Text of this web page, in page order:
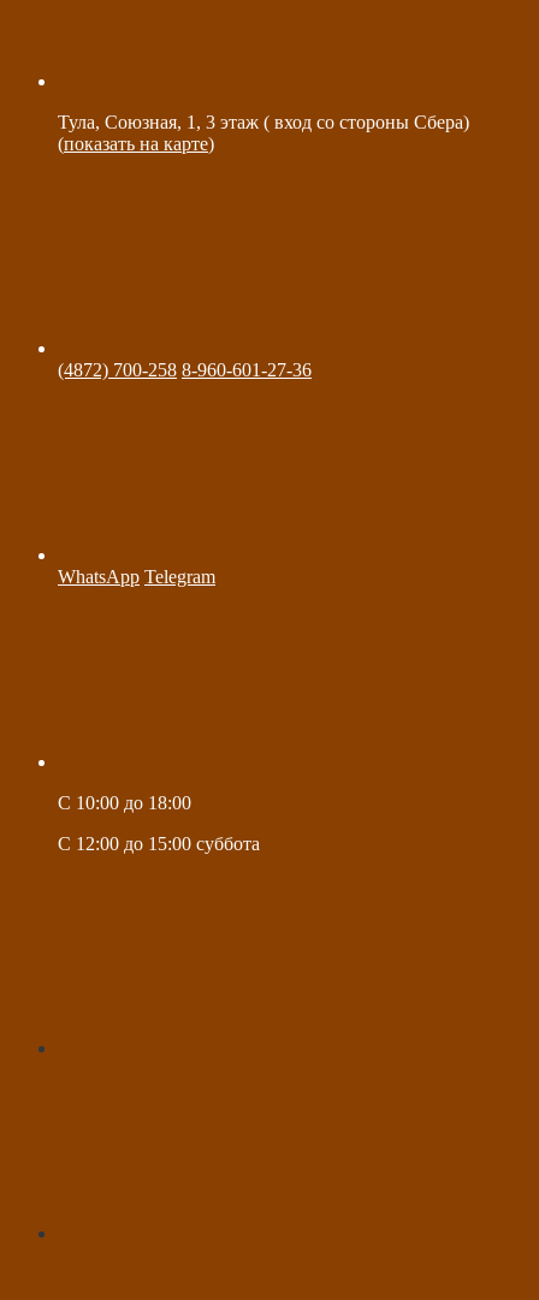
Тула, Союзная, 1, 3 этаж ( вход со стороны Сбера)
(показать на карте)
(4872) 700-258 8-960-601-27-36
WhatsApp Telegram
C 10:00 до 18:00
C 12:00 до 15:00 суббота